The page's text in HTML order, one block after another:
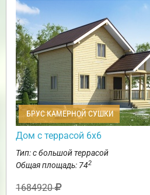
БРУС КАМЕРНОЙ СУШКИ
Дом с террасой 6х6
Тип: с большой террасой
Общая площадь: 742
1684920